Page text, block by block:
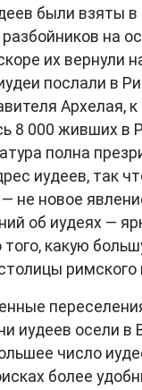
были взяты
на
их вернули
послали в
Архелая,
8 000 живших в
полна
иудеев, так
не новое
об иудеях —
какую
римского
иудеев осели в
число
более